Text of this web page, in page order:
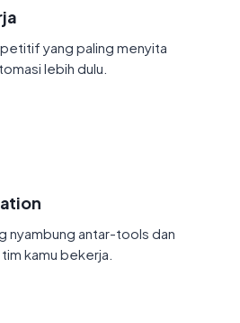
yang paling menyita
lebih dulu.
nyambung antar-tools dan
kamu bekerja.